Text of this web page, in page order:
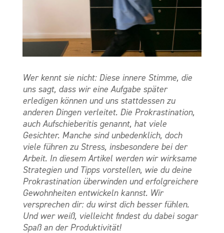
Wer kennt sie nicht: Diese innere Stimme, die
uns sagt, dass wir eine Aufgabe später
erledigen können und uns stattdessen zu
anderen Dingen verleitet. Die Prokrastination,
auch Aufschieberitis genannt, hat viele
Gesichter. Manche sind unbedenklich, doch
viele führen zu Stress, insbesondere bei der
Arbeit. In diesem Artikel werden wir wirksame
Strategien und Tipps vorstellen, wie du deine
Prokrastination überwinden und erfolgreichere
Gewohnheiten entwickeln kannst. Wir
versprechen dir: du wirst dich besser fühlen.
Und wer weiß, vielleicht findest du dabei sogar
Spaß an der Produktivität!